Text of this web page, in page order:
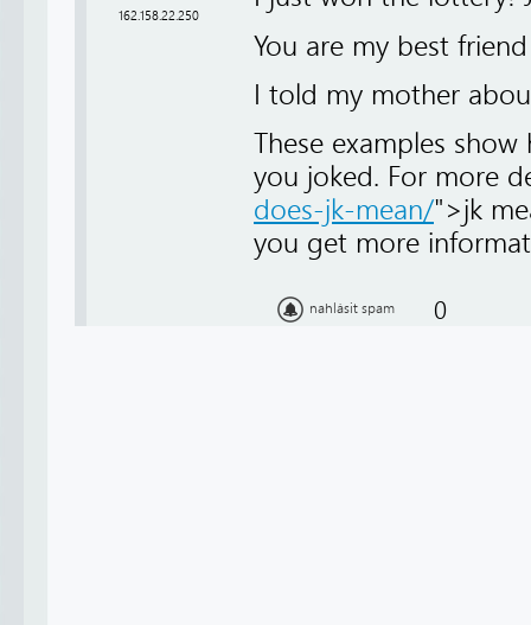
162.158.22.250
You are my best
I told my mother
These examples
you joked. For more
does-jk-mean/">jk
you get more
nahlásit spam 0